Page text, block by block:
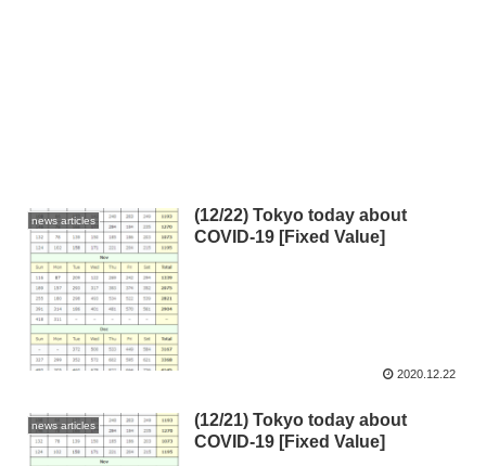
news articles
(12/22) Tokyo today about
COVID-19 [Fixed Value]
2020.12.22
news articles
(12/21) Tokyo today about
COVID-19 [Fixed Value]